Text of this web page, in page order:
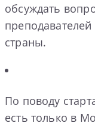
обсуждать
страны.
По поводу
есть только в